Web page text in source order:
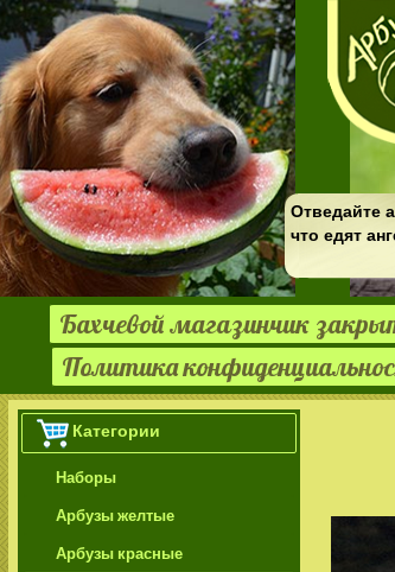
Отведайте
что едят
Бахчевой магазинчик
Политика
Категории
Наборы
Арбузы желтые
Арбузы красные